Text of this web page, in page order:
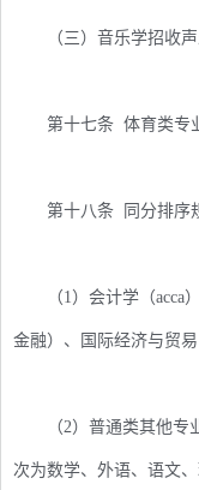
（三）音乐学招收声
第十七条 体育类专业
第十八条 同分排序规
（1）会计学（acca）
金融）、国际经济与贸
（2）普通类其他专业
次为数学、外语、语文、